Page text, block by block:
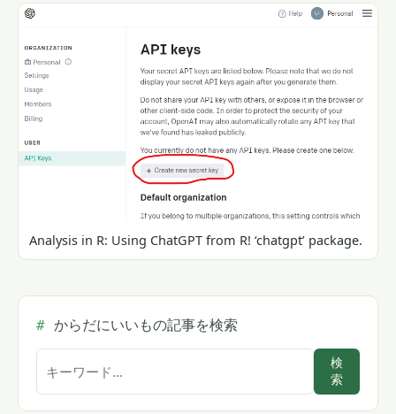
Analysis in R: Using ChatGPT from R! ‘chatgpt’ package.
からだにいいもの記事を検索
検
索